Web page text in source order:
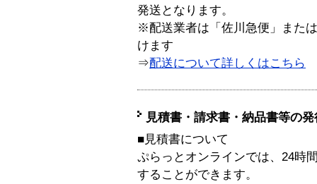
発送となります。
※配送業者は「佐川急便」また
けます
⇒配送について詳しくはこちら
見積書・請求書・納品書等の
■見積書について
ぷらっとオンラインでは、24時
することができます。